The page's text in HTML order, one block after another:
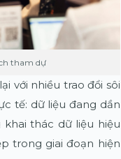
tham dự
với nhiều trao đổi sôi
tế: dữ liệu đang dần
thác dữ liệu hiệu
trong giai đoạn hiện